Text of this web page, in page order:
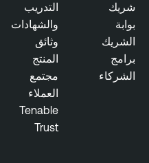
شريك
بوابة
الشريك
برامج
الشركاء
التدريب
والشهادات
وثائق
المنتج
مجتمع
العملاء
Tenable
Trust